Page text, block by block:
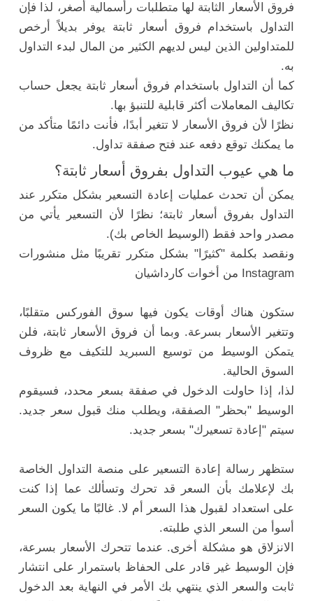
فروق الأسعار الثابتة لها متطلبات رأسمالية أصغر، لذا فإن
التداول باستخدام فروق أسعار ثابتة يوفر بديلاً أرخص
للمتداولين الذين ليس لديهم الكثير من المال لبدء التداول
به.
كما أن التداول باستخدام فروق أسعار ثابتة يجعل حساب
تكاليف المعاملات أكثر قابلية للتنبؤ بها.
نظرًا لأن فروق الأسعار لا تتغير أبدًا، فأنت دائمًا متأكد من
ما يمكنك توقع دفعه عند فتح صفقة تداول.
ما هي عيوب التداول بفروق أسعار ثابتة؟
يمكن أن تحدث عمليات إعادة التسعير بشكل متكرر عند
التداول بفروق أسعار ثابتة؛ نظرًا لأن التسعير يأتي من
مصدر واحد فقط (الوسيط الخاص بك).
ونقصد بكلمة "كثيرًا" بشكل متكرر تقريبًا مثل منشورات
Instagram من أخوات كارداشيان
ستكون هناك أوقات يكون فيها سوق الفوركس متقلبًا،
وتتغير الأسعار بسرعة. وبما أن فروق الأسعار ثابتة، فلن
يتمكن الوسيط من توسيع السبريد للتكيف مع ظروف
السوق الحالية.
لذا، إذا حاولت الدخول في صفقة بسعر محدد، فسيقوم
الوسيط "بحظر" الصفقة، ويطلب منك قبول سعر جديد.
سيتم "إعادة تسعيرك" بسعر جديد.
ستظهر رسالة إعادة التسعير على منصة التداول الخاصة
بك لإعلامك بأن السعر قد تحرك وتسألك عما إذا كنت
على استعداد لقبول هذا السعر أم لا. غالبًا ما يكون السعر
أسوأ من السعر الذي طلبته.
الانزلاق هو مشكلة أخرى. عندما تتحرك الأسعار بسرعة،
فإن الوسيط غير قادر على الحفاظ باستمرار على انتشار
ثابت والسعر الذي ينتهي بك الأمر في النهاية بعد الدخول